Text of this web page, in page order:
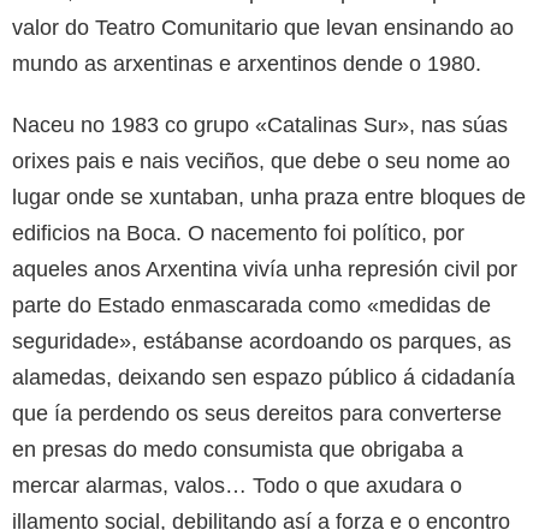
valor do Teatro Comunitario que levan ensinando ao
mundo as arxentinas e arxentinos dende o 1980.
Naceu no 1983 co grupo «Catalinas Sur», nas súas
orixes pais e nais veciños, que debe o seu nome ao
lugar onde se xuntaban, unha praza entre bloques de
edificios na Boca. O nacemento foi político, por
aqueles anos Arxentina vivía unha represión civil por
parte do Estado enmascarada como «medidas de
seguridade», estábanse acordoando os parques, as
alamedas, deixando sen espazo público á cidadanía
que ía perdendo os seus dereitos para converterse
en presas do medo consumista que obrigaba a
mercar alarmas, valos… Todo o que axudara o
illamento social, debilitando así a forza e o encontro